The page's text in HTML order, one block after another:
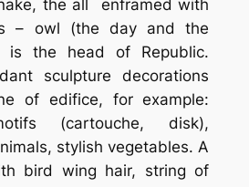
the all enframed with
– owl (the day and the
is the head of Republic.
sculpture decorations
of edifice, for example:
(cartouche, disk),
stylish vegetables. A
bird wing hair, string of